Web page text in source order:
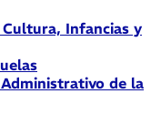
Infancias y
de la